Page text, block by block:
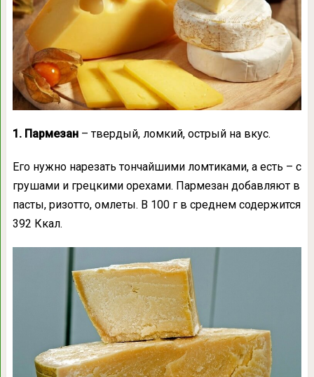
1. Пармезан– твердый, ломкий, острый на вкус.
Его нужно нарезать тончайшими ломтиками, а есть – с
грушами и грецкими орехами. Пармезан добавляют в
пасты, ризотто, омлеты. В 100 г в среднем содержится
392 Ккал.